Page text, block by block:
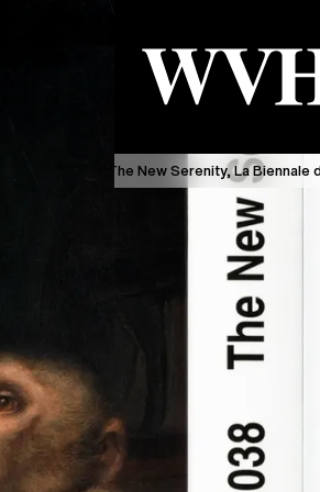
New Serenity, La Biennale di Venezia